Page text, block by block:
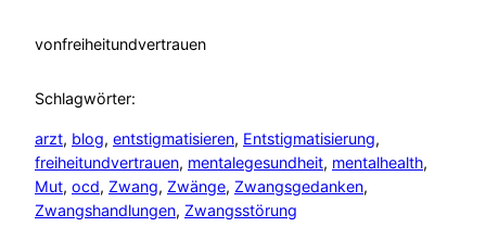
vonfreiheitundvertrauen
Schlagwörter:
arzt, blog, entstigmatisieren, Entstigmatisierung
freiheitundvertrauen, mentalegesundheit, mentalhealth
Mut, ocd, Zwang, Zwänge, Zwangsgedanken
Zwangshandlungen, Zwangsstörung